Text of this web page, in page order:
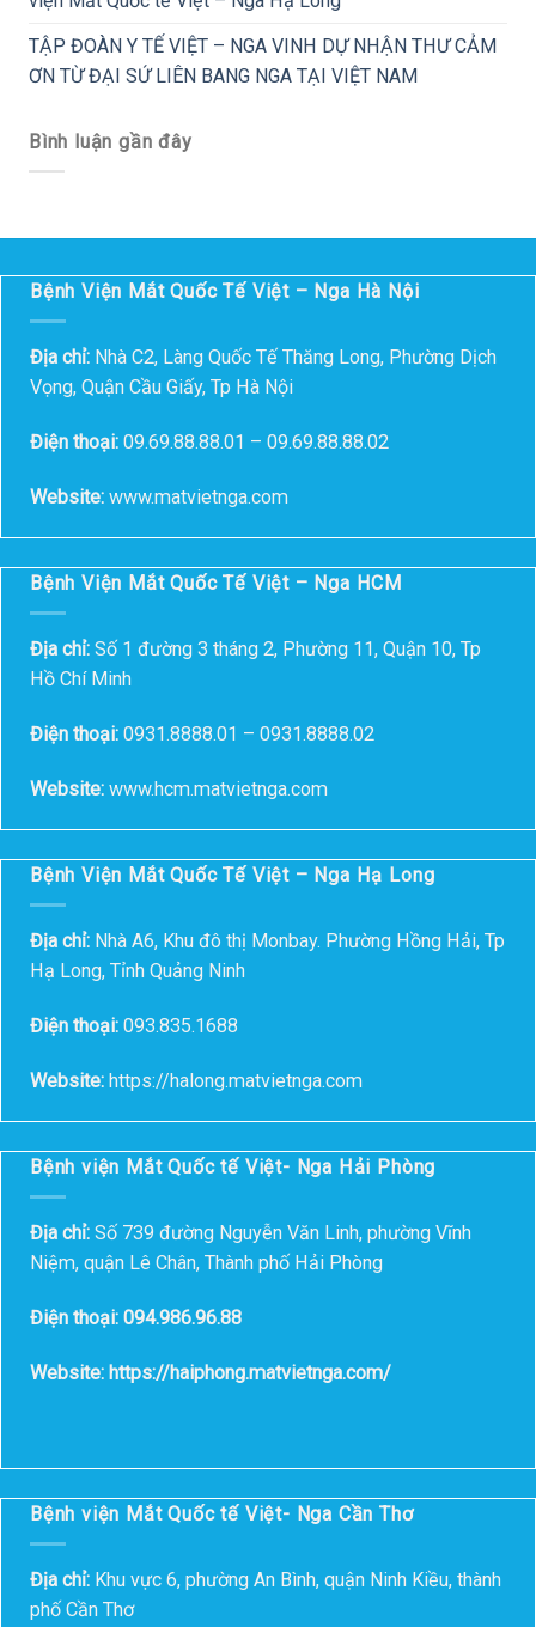
TẬP ĐOÀN Y TẾ VIỆT – NGA VINH DỰ NHẬN THƯ CẢM
ƠN TỪ ĐẠI SỨ LIÊN BANG NGA TẠI VIỆT NAM
Bình luận gần đây
Bệnh Viện Mắt Quốc Tế Việt – Nga Hà Nội
Địa chỉ: Nhà C2, Làng Quốc Tế Thăng Long, Phường Dịch
Vọng, Quận Cầu Giấy, Tp Hà Nội
Điện thoại: 09.69.88.88.01 – 09.69.88.88.02
Website: www.matvietnga.com
Bệnh Viện Mắt Quốc Tế Việt – Nga HCM
Địa chỉ: Số 1 đường 3 tháng 2, Phường 11, Quận 10, Tp
Hồ Chí Minh
Điện thoại: 0931.8888.01 – 0931.8888.02
Website: www.hcm.matvietnga.com
Bệnh Viện Mắt Quốc Tế Việt – Nga Hạ Long
Địa chỉ: Nhà A6, Khu đô thị Monbay. Phường Hồng Hải, Tp
Hạ Long, Tỉnh Quảng Ninh
Điện thoại: 093.835.1688
Website: https://halong.matvietnga.com
Bệnh viện Mắt Quốc tế Việt- Nga Hải Phòng
Địa chỉ: Số 739 đường Nguyễn Văn Linh, phường Vĩnh
Niệm, quận Lê Chân, Thành phố Hải Phòng
Điện thoại: 094.986.96.88
Website: https://haiphong.matvietnga.com/
Bệnh viện Mắt Quốc tế Việt- Nga Cần Thơ
Địa chỉ: Khu vực 6, phường An Bình, quận Ninh Kiều, thành
phố Cần Thơ